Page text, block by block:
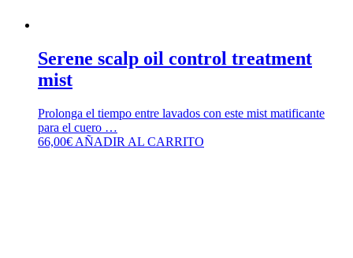
Serene scalp oil control treatment
mist
Prolonga el tiempo entre lavados con este mist matificante
para el cuero …
66,00€ AÑADIR AL CARRITO